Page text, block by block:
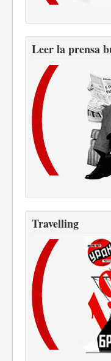
Leer la prensa
Travelling